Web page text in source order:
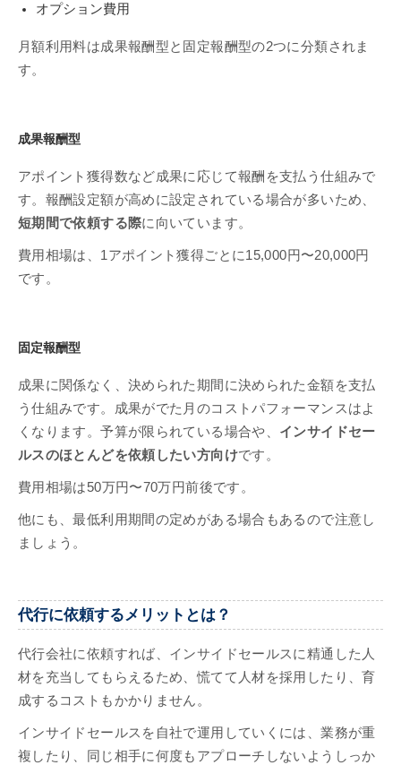
オプション費用
月額利用料は成果報酬型と固定報酬型の2つに分類されま
す。
成果報酬型
アポイント獲得数など成果に応じて報酬を支払う仕組みで
す。報酬設定額が高めに設定されている場合が多いため、
短期間で依頼する際に向いています。
費用相場は、1アポイント獲得ごとに15,000円〜20,000円
です。
固定報酬型
成果に関係なく、決められた期間に決められた金額を支払
う仕組みです。成果がでた月のコストパフォーマンスはよ
くなります。予算が限られている場合や、 インサイドセー
ルスのほとんどを依頼したい方向けです。
費用相場は50万円〜70万円前後です。
他にも、最低利用期間の定めがある場合もあるので注意し
ましょう。
代行に依頼するメリットとは？
代行会社に依頼すれば、インサイドセールスに精通した人
材を充当してもらえるため、慌てて人材を採用したり、育
成するコストもかかりません。
インサイドセールスを自社で運用していくには、業務が重
複したり、同じ相手に何度もアプローチしないようしっか